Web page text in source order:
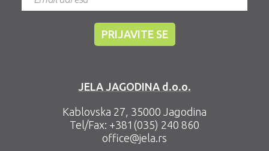
JELA JAGODINA d.o.o.
Kablovska 27, 35000 Jagodina
Tel/Fax: +381(035) 240 860
office@jela.rs